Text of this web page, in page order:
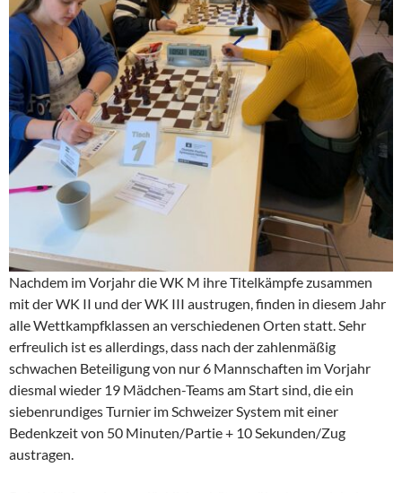
Nachdem im Vorjahr die WK M ihre Titelkämpfe zusammen
mit der WK II und der WK III austrugen, finden in diesem Jahr
alle Wettkampfklassen an verschiedenen Orten statt. Sehr
erfreulich ist es allerdings, dass nach der zahlenmäßig
schwachen Beteiligung von nur 6 Mannschaften im Vorjahr
diesmal wieder 19 Mädchen-Teams am Start sind, die ein
siebenrundiges Turnier im Schweizer System mit einer
Bedenkzeit von 50 Minuten/Partie + 10 Sekunden/Zug
austragen.